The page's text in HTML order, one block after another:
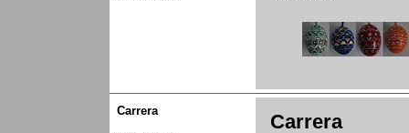
Carrera Carrera